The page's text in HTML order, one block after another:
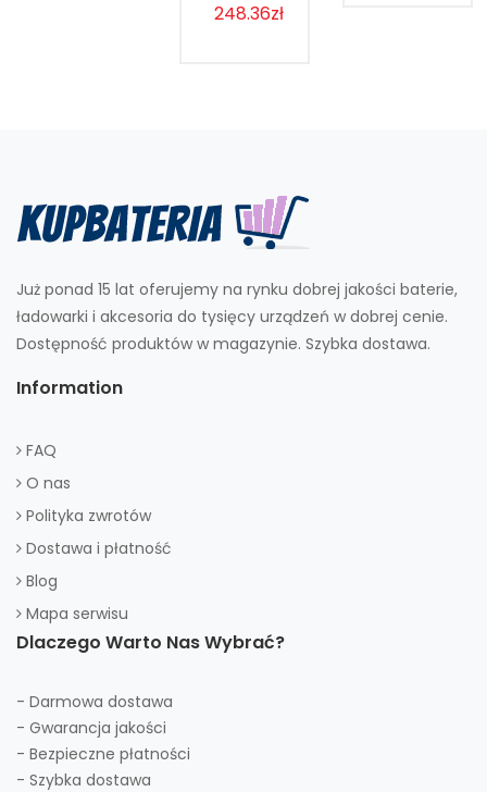
248.36zł
Już ponad 15 lat oferujemy na rynku dobrej jakości baterie,
ładowarki i akcesoria do tysięcy urządzeń w dobrej cenie.
Dostępność produktów w magazynie. Szybka dostawa.
Information
FAQ
O nas
Polityka zwrotów
Dostawa i płatność
Blog
Mapa serwisu
Dlaczego Warto Nas Wybrać?
- Darmowa dostawa
- Gwarancja jakości
- Bezpieczne płatności
- Szybka dostawa